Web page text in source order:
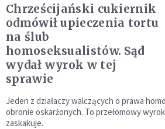
Chrześcijański cukiernik
odmówił upieczenia tortu
na ślub
homoseksualistów. Sąd
wydał wyrok w tej
sprawie
Jeden z działaczy walczących o prawa
obronie oskarżonych. To przełomowy
zaskakuje.